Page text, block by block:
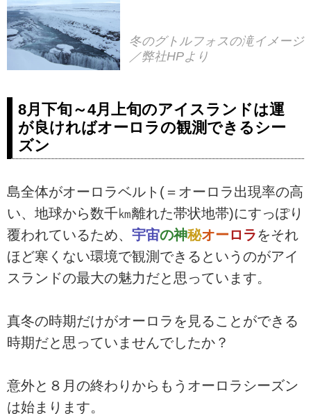
冬のグトルフォスの滝イメージ
／弊社HPより
8月下旬～4月上旬のアイスランドは運
が良ければオーロラの観測できるシー
ズン
島全体がオーロラベルト(＝オーロラ出現率の高
い、地球から数千㎞離れた帯状地帯)にすっぽり
覆われているため、 宇宙の神秘オーロラをそれ
ほど寒くない環境で観測できるというのがアイ
スランドの最大の魅力だと思っています。
真冬の時期だけがオーロラを見ることができる
時期だと思っていませんでしたか？
意外と８月の終わりからもうオーロラシーズン
は始まります。